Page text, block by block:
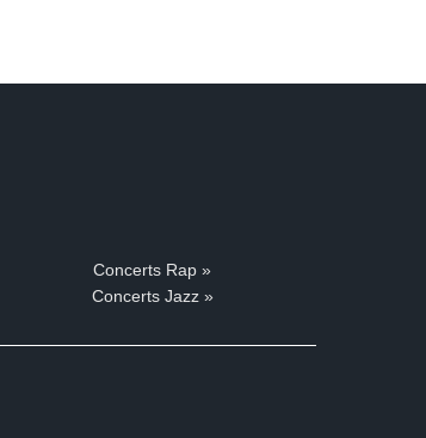
Concerts Rap »
Concerts Jazz »